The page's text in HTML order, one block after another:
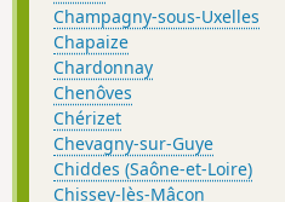
Champagny-sous-Uxelles
Chapaize
Chardonnay
Chenôves
Chérizet
Chevagny-sur-Guye
Chiddes (Saône-et-Loire)
Chissey-lès-Mâcon